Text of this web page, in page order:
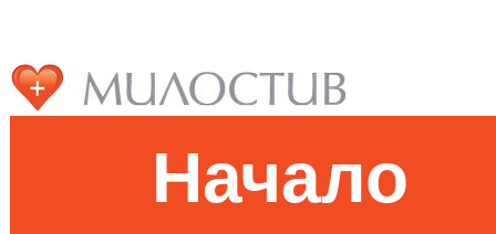
Начало